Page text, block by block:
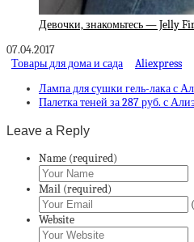
Девочки, знакомьтесь — Jelly
07.04.2017
Товары для дома и сада
Aliexpress
Лампа для сушки гель-лака с
Палетка теней за 287 руб. с
Leave a Reply
Name (required)
Mail (required)
Website